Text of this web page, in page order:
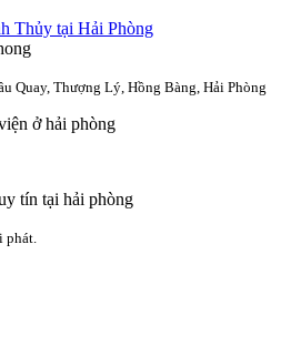
Quay, Thượng Lý, Hồng Bàng, Hải Phòng
phát.